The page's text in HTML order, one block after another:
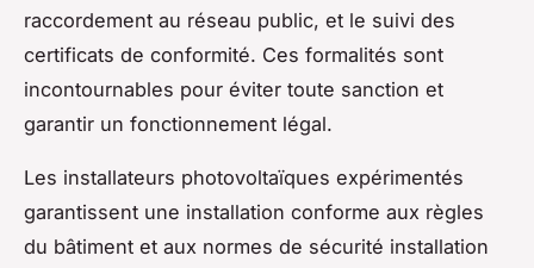
raccordement au réseau public, et le suivi des
certificats de conformité. Ces formalités sont
incontournables pour éviter toute sanction et
garantir un fonctionnement légal.
Les installateurs photovoltaïques expérimentés
garantissent une installation conforme aux règles
du bâtiment et aux normes de sécurité installation